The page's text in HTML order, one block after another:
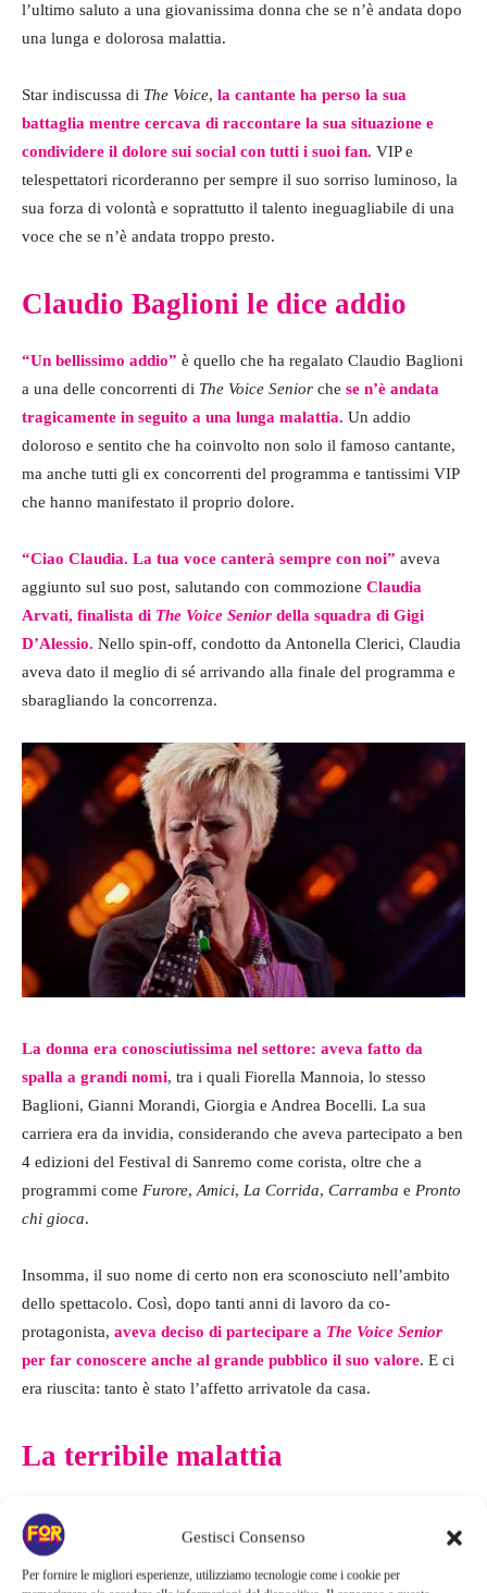
Gestisci Consenso
Per fornire le migliori esperienze, utilizziamo tecnologie come i cookie per
l’ultimo saluto a una giovanissima donna che se n’è andata dopo
una lunga e dolorosa malattia.
Star indiscussa di The Voice, la cantante ha perso la sua
battaglia mentre cercava di raccontare la sua situazione e
condividere il dolore sui social con tutti i suoi fan. VIP e
telespettatori ricorderanno per sempre il suo sorriso luminoso, la
sua forza di volontà e soprattutto il talento ineguagliabile di una
voce che se n’è andata troppo presto.
Claudio Baglioni le dice addio
“Un bellissimo addio” è quello che ha regalato Claudio Baglioni
a una delle concorrenti di The Voice Senior che se n’è andata
tragicamente in seguito a una lunga malattia. Un addio
doloroso e sentito che ha coinvolto non solo il famoso cantante,
ma anche tutti gli ex concorrenti del programma e tantissimi VIP
che hanno manifestato il proprio dolore.
“Ciao Claudia. La tua voce canterà sempre con noi” aveva
aggiunto sul suo post, salutando con commozione Claudia
Arvati, finalista di The Voice Senior della squadra di Gigi
D’Alessio. Nello spin-off, condotto da Antonella Clerici, Claudia
aveva dato il meglio di sé arrivando alla finale del programma e
sbaragliando la concorrenza.
La donna era conosciutissima nel settore: aveva fatto da
spalla a grandi nomi, tra i quali Fiorella Mannoia, lo stesso
Baglioni, Gianni Morandi, Giorgia e Andrea Bocelli. La sua
carriera era da invidia, considerando che aveva partecipato a ben
4 edizioni del Festival di Sanremo come corista, oltre che a
programmi come Furore, Amici, La Corrida, Carramba e Pronto
chi gioca.
Insomma, il suo nome di certo non era sconosciuto nell’ambito
dello spettacolo. Così, dopo tanti anni di lavoro da co-
protagonista, aveva deciso di partecipare a The Voice Senior
per far conoscere anche al grande pubblico il suo valore. E ci
era riuscita: tanto è stato l’affetto arrivatole da casa.
La terribile malattia
Purtroppo
ammesso lei stessa sui social.Su Instagram teneva sempre
aggiornati i suoi follower sulle sue operazioni e il suo stato di